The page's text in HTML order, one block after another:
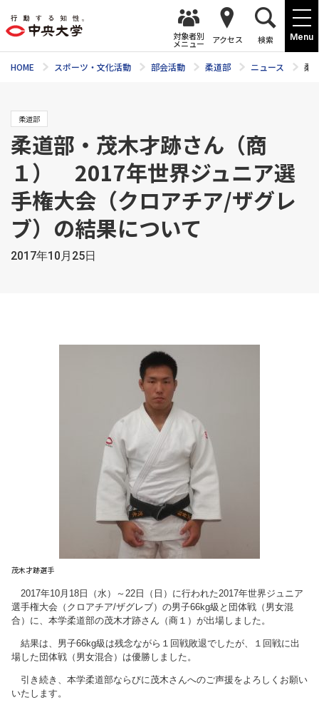
Menu
対象者別
メニュー アクセス 検索
HOME スポーツ・文化活動 部会活動 柔道部 ニュース 柔
柔道部
柔道部・茂木才跡さん（商
１） 2017年世界ジュニア選
手権大会（クロアチア/ザグレ
ブ）の結果について
2017年10月25日
茂木才跡選手
2017年10月18日（水）～22日（日）に行われた2017年世界ジュニア
選手権大会（クロアチア/ザグレブ）の男子66kg級と団体戦（男女混
合）に、本学柔道部の茂木才跡さん（商１）が出場しました。
結果は、男子66kg級は残念ながら１回戦敗退でしたが、１回戦に出
場した団体戦（男女混合）は優勝しました。
引き続き、本学柔道部ならびに茂木さんへのご声援をよろしくお願い
いたします。